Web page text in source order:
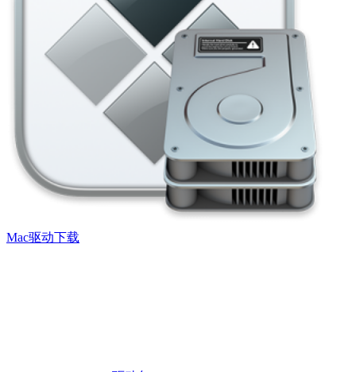
Mac驱动下载